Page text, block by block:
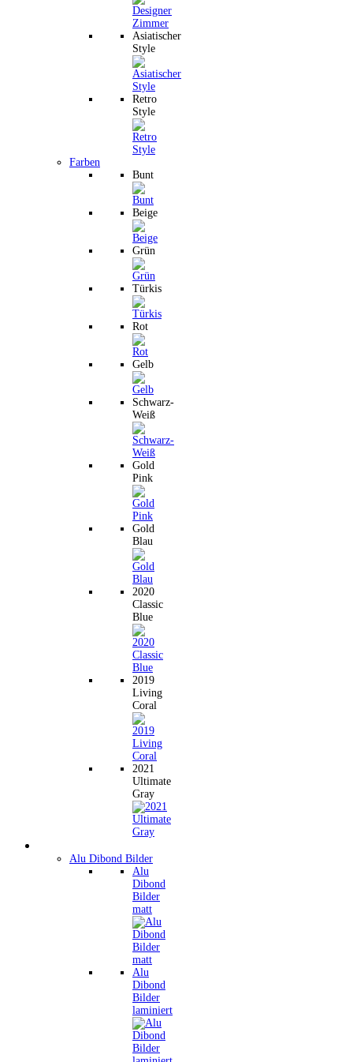
Asiatischer
Style
Retro
Style
Farben
Bunt
Beige
Grün
Türkis
Rot
Gelb
Schwarz-
Weiß
Gold
Pink
Gold
Blau
2020
Classic
Blue
2019
Living
Coral
2021
Ultimate
Gray
Alu Dibond Bilder
Alu
Dibond
Bilder
matt
Alu
Dibond
Bilder
laminiert